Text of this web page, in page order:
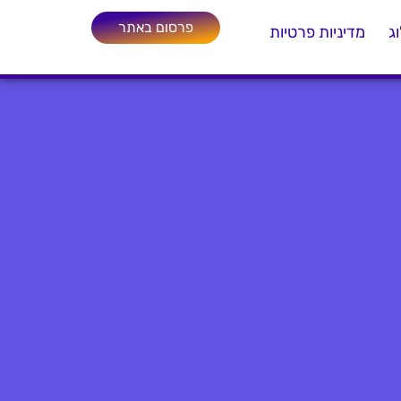
מדיניות פרטיות פרסום באתר